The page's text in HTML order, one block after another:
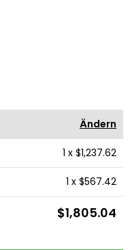
Ändern
1 x $1,237.62
1 x $567.42
$1,805.04